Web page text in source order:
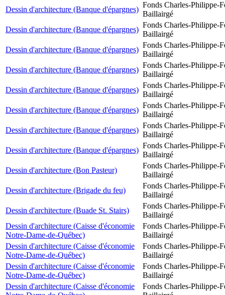
Dessin d'architecture (Banque d'épargnes)
Fonds Charles-Philippe-
Baillairgé
Dessin d'architecture (Banque d'épargnes)
Fonds Charles-Philippe-
Baillairgé
Dessin d'architecture (Banque d'épargnes)
Fonds Charles-Philippe-
Baillairgé
Dessin d'architecture (Banque d'épargnes)
Fonds Charles-Philippe-
Baillairgé
Dessin d'architecture (Banque d'épargnes)
Fonds Charles-Philippe-
Baillairgé
Dessin d'architecture (Banque d'épargnes)
Fonds Charles-Philippe-
Baillairgé
Dessin d'architecture (Banque d'épargnes)
Fonds Charles-Philippe-
Baillairgé
Dessin d'architecture (Banque d'épargnes)
Fonds Charles-Philippe-
Baillairgé
Dessin d'architecture (Bon Pasteur)
Fonds Charles-Philippe-
Baillairgé
Dessin d'architecture (Brigade du feu)
Fonds Charles-Philippe-
Baillairgé
Dessin d'architecture (Buade St. Stairs)
Fonds Charles-Philippe-
Baillairgé
Dessin d'architecture (Caisse d'économie
Notre-Dame-de-Québec)
Fonds Charles-Philippe-
Baillairgé
Dessin d'architecture (Caisse d'économie
Notre-Dame-de-Québec)
Fonds Charles-Philippe-
Baillairgé
Dessin d'architecture (Caisse d'économie
Notre-Dame-de-Québec)
Fonds Charles-Philippe-
Baillairgé
Dessin d'architecture (Caisse d'économie
Fonds Charles-Philippe-